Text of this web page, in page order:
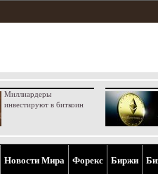
Миллиардеры
инвестируют в биткоин
Новости Мира Форекс Биржи